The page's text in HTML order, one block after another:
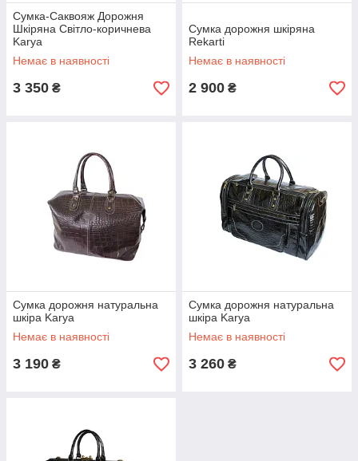
Сумка-Саквояж Дорожня
Шкіряна Світло-коричнева
Karya
Немає в наявності
3 350 ₴
Сумка дорожня шкіряна
Rekarti
Немає в наявності
2 900 ₴
Сумка дорожня натуральна
шкіра Karya
Немає в наявності
3 190 ₴
Сумка дорожня натуральна
шкіра Karya
Немає в наявності
3 260 ₴